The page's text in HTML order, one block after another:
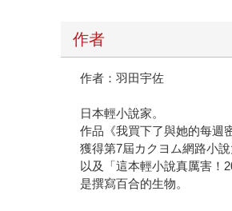
作者
作者：羽田宇佐
日本輕小說家。
作品《我買下了與她的每週
獲得第7屆カクヨム網路小
以及「這本輕小說真厲害！
是撰寫百合的生物。